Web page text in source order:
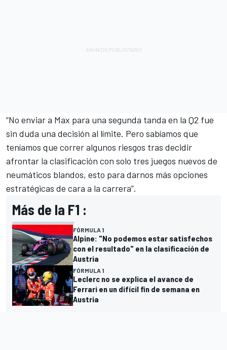
“No enviar a Max para una segunda tanda en la Q2 fue
sin duda una decisión al límite. Pero sabíamos que
teníamos que correr algunos riesgos tras decidir
afrontar la clasificación con solo tres juegos nuevos de
neumáticos blandos, esto para darnos más opciones
estratégicas de cara a la carrera”.
Más de la F1 :
FÓRMULA 1
Alpine: "No podemos estar satisfechos
con el resultado" en la clasificación de
Austria
FÓRMULA 1
Leclerc no se explica el avance de
Ferrari en un difícil fin de semana en
Austria